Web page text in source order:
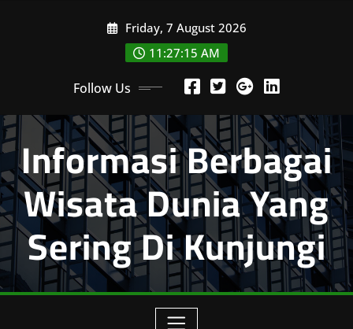
Friday, 7 August 2026
11:27:16 AM
Follow Us
Informasi Berbagai
Wisata Dunia Yang
Sering Di Kunjungi